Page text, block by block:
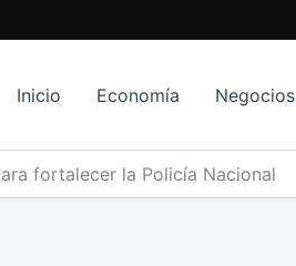
Inicio
Economía Negocios
fortalecer la Policía Nacional